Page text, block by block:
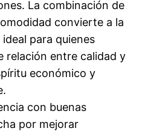
La combinación de
convierte a la
para quienes
relación entre calidad y
económico y
con buenas
por mejorar